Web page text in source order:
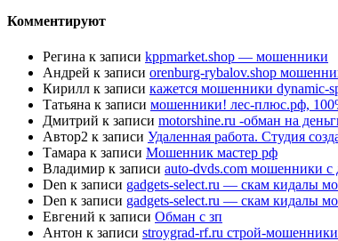
Комментируют
Регина к записи kppmarket.shop — мошенники
Андрей к записи orenburg-rybalov.shop
Кирилл к записи кажется мошенники dynamic-
Татьяна к записи мошенники! лес-плюс.рф,
Дмитрий к записи motorshine.ru -обман на
Автор2 к записи Удаленная работа. Студия
Тамара к записи Мошенник мастер рф
Владимир к записи auto-dvds.com мошенники
Den к записи gadgets-select.ru — скам кидалы
Den к записи gadgets-select.ru — скам кидалы
Евгений к записи Обман с зп
Антон к записи stroygrad-rf.ru строй-